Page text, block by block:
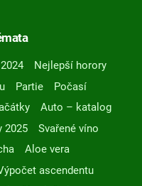
Nejlepší horory
Partie
Počasí
Auto – katalog
2025
Svařené víno
Aloe vera
ascendentu